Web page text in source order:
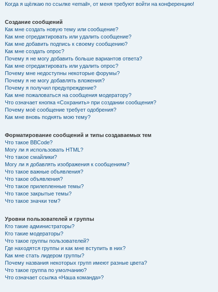
Когда я щёлкаю по ссылке «email», от меня требуют войти на конференцию!
Создание сообщений
Как мне создать новую тему или сообщение?
Как мне отредактировать или удалить сообщение?
Как мне добавить подпись к своему сообщению?
Как мне создать опрос?
Почему я не могу добавить больше вариантов ответа?
Как мне отредактировать или удалить опрос?
Почему мне недоступны некоторые форумы?
Почему я не могу добавлять вложения?
Почему я получил предупреждение?
Как мне пожаловаться на сообщения модератору?
Что означает кнопка «Сохранить» при создании сообщения?
Почему моё сообщение требует одобрения?
Как мне вновь поднять мою тему?
Форматирование сообщений и типы создаваемых тем
Что такое BBCode?
Могу ли я использовать HTML?
Что такое смайлики?
Могу ли я добавлять изображения к сообщениям?
Что такое важные объявления?
Что такое объявления?
Что такое прилепленные темы?
Что такое закрытые темы?
Что такое значки тем?
Уровни пользователей и группы
Кто такие администраторы?
Кто такие модераторы?
Что такое группы пользователей?
Где находятся группы и как мне вступить в них?
Как мне стать лидером группы?
Почему названия некоторых групп имеют разные цвета?
Что такое группа по умолчанию?
Что означает ссылка «Наша команда»?